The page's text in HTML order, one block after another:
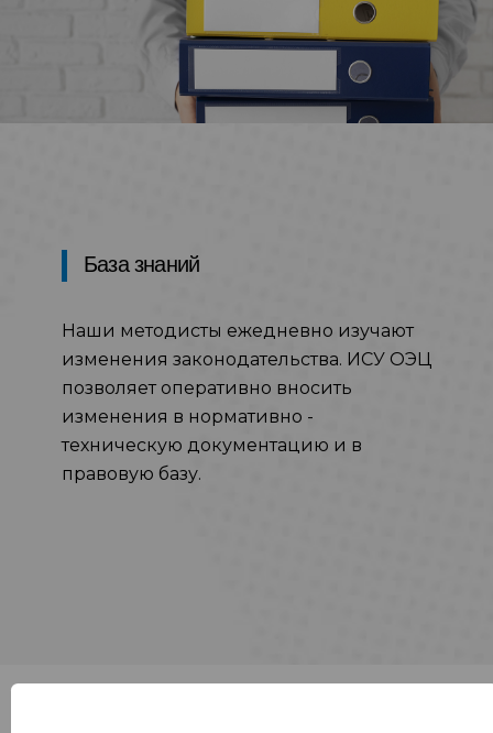
База знаний
Наши методисты ежедневно изучают
изменения законодательства. ИСУ ОЭЦ
позволяет оперативно вносить
изменения в нормативно -
техническую документацию и в
правовую базу.